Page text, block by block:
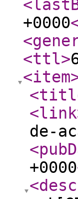
+0000
<ttl>
<item
<link
de-
+0000